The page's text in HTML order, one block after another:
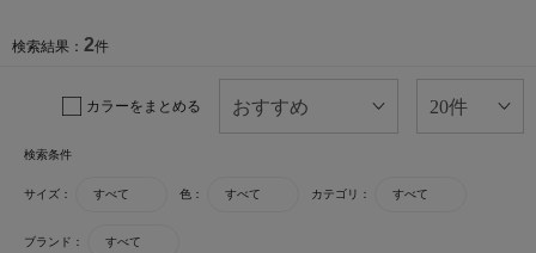
検索結果： 2件
カラーをまとめる
検索条件
サイズ： すべて 色： すべて カテゴリ： すべて
ブランド： すべて